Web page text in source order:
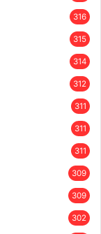
316
315
314
312
311
311
311
309
309
302